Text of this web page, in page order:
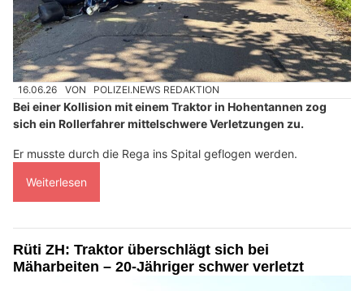
16.06.26 VON POLIZEI.NEWS REDAKTION
Bei einer Kollision mit einem Traktor in Hohentannen zog
sich ein Rollerfahrer mittelschwere Verletzungen zu.
Er musste durch die Rega ins Spital geflogen werden.
Weiterlesen
Rüti ZH: Traktor überschlägt sich bei
Mäharbeiten – 20-Jähriger schwer verletzt